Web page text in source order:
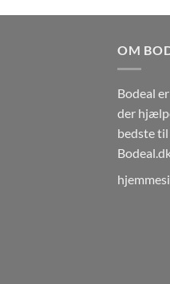
OM
Bodeal
der
bedste